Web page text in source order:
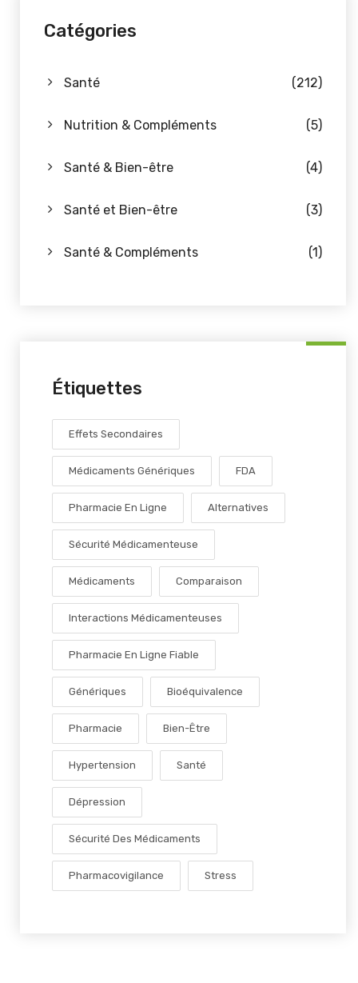
Catégories
Santé (212)
Nutrition & Compléments (5)
Santé & Bien-être (4)
Santé et Bien-être (3)
Santé & Compléments (1)
Étiquettes
Effets Secondaires
Médicaments Génériques FDA
Pharmacie En Ligne Alternatives
Sécurité Médicamenteuse
Médicaments Comparaison
Interactions Médicamenteuses
Pharmacie En Ligne Fiable
Génériques Bioéquivalence
Pharmacie Bien-Être
Hypertension Santé
Dépression
Sécurité Des Médicaments
Pharmacovigilance Stress